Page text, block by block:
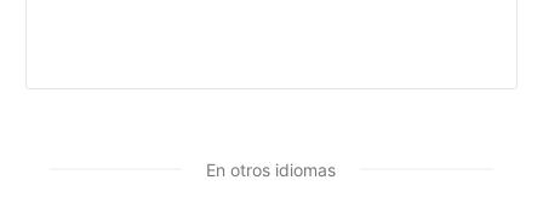
En otros idiomas